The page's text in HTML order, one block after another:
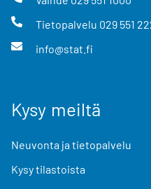
Tietopalvelu 029 551
info@stat.fi
Kysy meiltä
Neuvonta ja tietopalvelu
Kysy tilastoista